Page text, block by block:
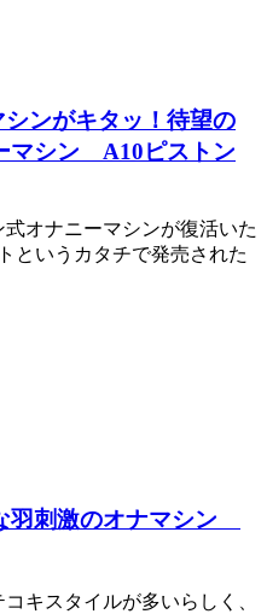
ンがキタッ！待望の
マシン A10ピストン
オナニーマシンが復活いた
というカタチで発売された
羽刺激のオナマシン
キスタイルが多いらしく、